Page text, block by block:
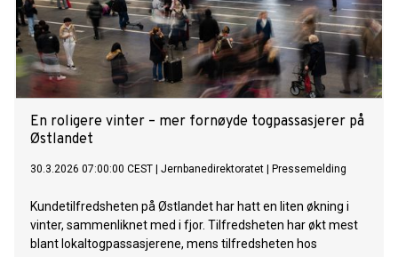
En roligere vinter – mer fornøyde togpassasjerer på
Østlandet
30.3.2026 07:00:00 CEST Jernbanedirektoratet Pressemelding
Kundetilfredsheten på Østlandet har hatt en liten økning i
vinter, sammenliknet med i fjor. Tilfredsheten har økt mest
blant lokaltogpassasjerene, mens tilfredsheten hos